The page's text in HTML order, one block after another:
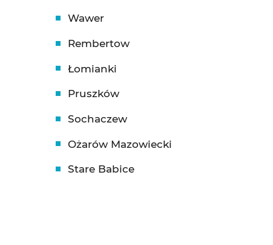
Wawer
Rembertow
Łomianki
Pruszków
Sochaczew
Ożarów Mazowiecki
Stare Babice